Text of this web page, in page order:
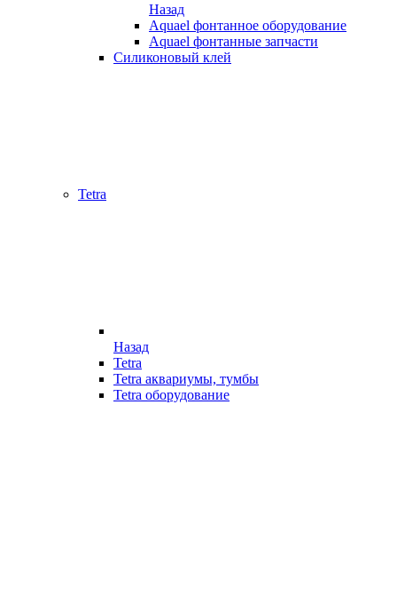
Назад
Aquael фонтанное оборудование
Aquael фонтанные запчасти
Силиконовый клей
Tetra
Назад
Tetra
Tetra аквариумы, тумбы
Tetra оборудование